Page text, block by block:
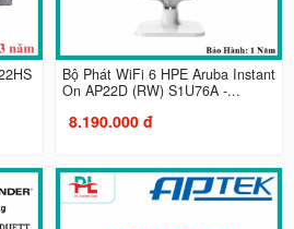
Bộ Phát WiFi 6 HPE Aruba Instant
On AP22D (RW) S1U76A -...
8.190.000 đ